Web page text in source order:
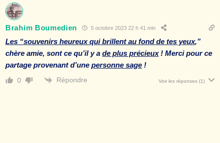
Brahim Boumedien 5 octobre 2023 22 h 41 min
Les “souvenirs heureux qui brillent au fond de tes yeux,”
chère amie, sont ce qu’il y a de plus précieux! Merci pour ce
partage provenant d’une personne sage !
0 Répondre Voir les réponses (1)